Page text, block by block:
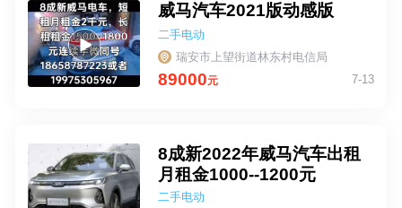
威马汽车2021版动感版
二手电动
车 瑞安市上望街道林东村电信局
89000元 7-13
8成新2022年威马汽车出租
月租金1000--1200元
二手电动